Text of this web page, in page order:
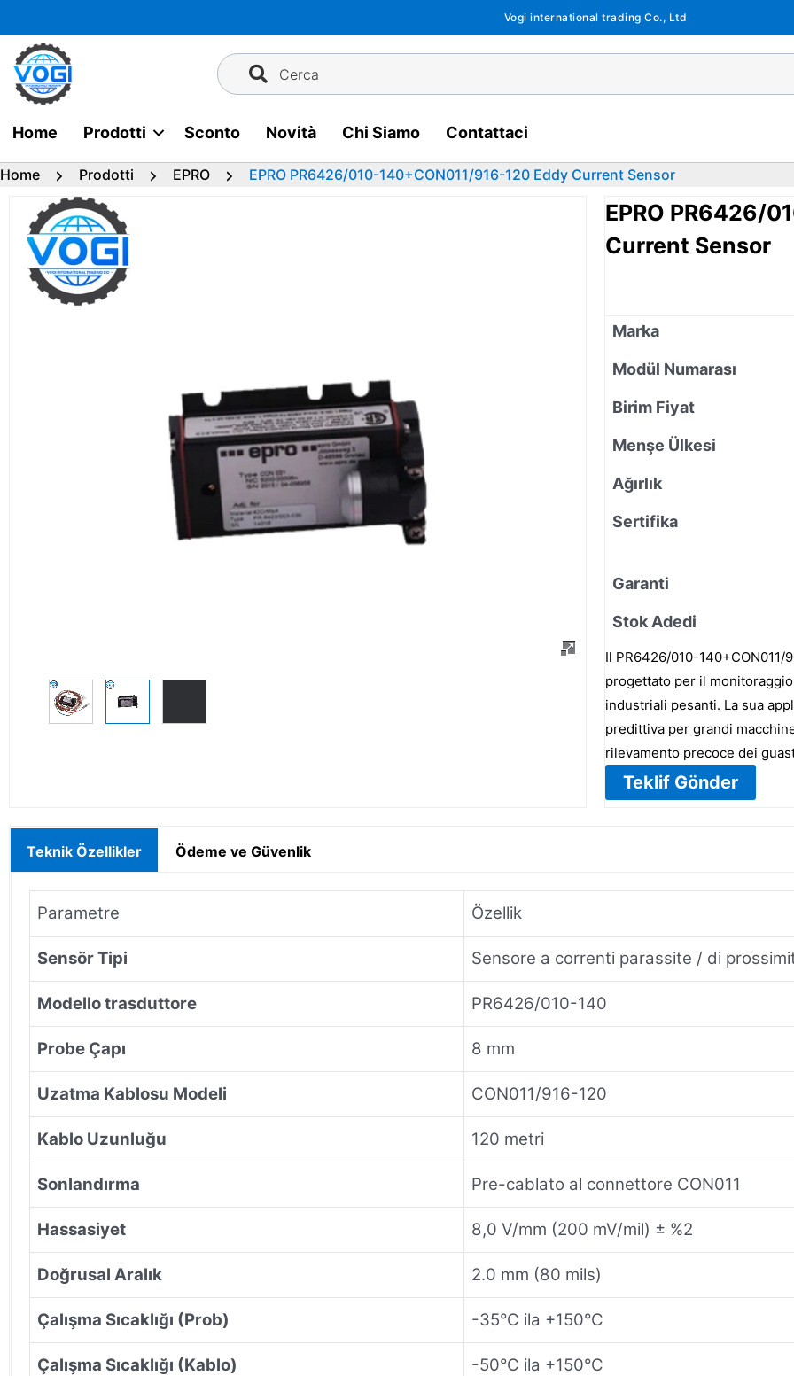
al
contenuto
Vogi international trading Co., Ltd
Cerca
Home Prodotti Sconto Novità Chi Siamo Contattaci
Home Prodotti EPRO EPRO PR6426/010-140+CON011/916-120 Eddy Current Sensor
EPRO PR6426/
Current Sensor
Marka
Modül Numarası
Birim Fiyat
Menşe Ülkesi
Ağırlık
Sertifika
Garanti
Stok Adedi
Il PR6426/010-
progettato per il
industriali pesanti. La sua
predittiva per grandi
rilevamento precoce dei
Teklif Gönder
Teknik Özellikler Ödeme ve Güvenlik
Parametre Özellik
Sensör Tipi Sensore a correnti parassite / di
Modello trasduttore PR6426/010-140
Probe Çapı 8 mm
Uzatma Kablosu Modeli CON011/916-120
Kablo Uzunluğu 120 metri
Sonlandırma Pre-cablato al connettore CON011
Hassasiyet 8,0 V/mm (200 mV/mil) ± %2
Doğrusal Aralık 2.0 mm (80 mils)
Çalışma Sıcaklığı (Prob) -35°C ila +150°C
Çalışma Sıcaklığı (Kablo) -50°C ila +150°C